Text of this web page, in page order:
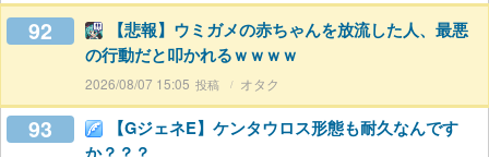
92
【悲報】ウミガメの赤ちゃんを放流した人、最悪
の行動だと叩かれるｗｗｗｗ
2026/08/07 15:05 オタク
93
【GジェネE】ケンタウロス形態も耐久なんです